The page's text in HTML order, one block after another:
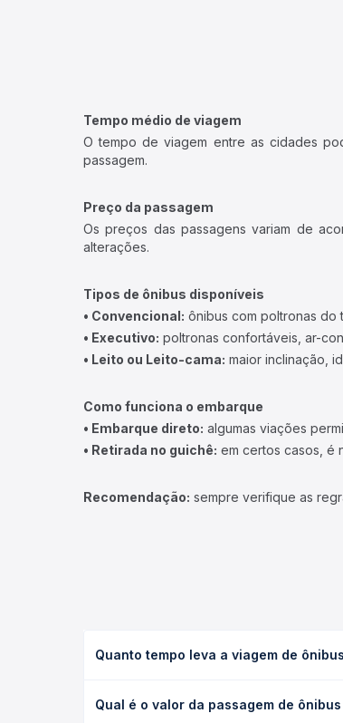
Tempo médio de viagem
O tempo de viagem entre as cidades
passagem.
Preço da passagem
Os preços das passagens variam de
alterações.
Tipos de ônibus disponíveis
• Convencional: ônibus com poltronas do
• Executivo: poltronas confortáveis, ar-
• Leito ou Leito-cama: maior inclinação,
Como funciona o embarque
• Embarque direto: algumas viações
• Retirada no guichê: em certos casos, é
Recomendação: sempre verifique as
Quanto tempo leva a viagem de
e as condições de tráfego. Na Quero
Qual é o valor da passagem de